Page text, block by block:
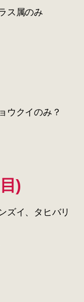
ス属のみ
ウクイのみ？
)
ズイ、タヒバリ